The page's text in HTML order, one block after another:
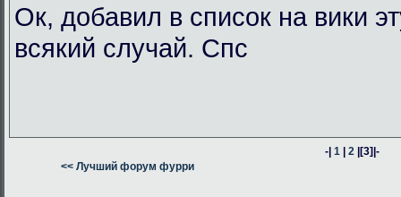
Ок, добавил в список на вики
всякий случай. Спс
-|1 |2 |[3]|-
<< Лучший форум фурри